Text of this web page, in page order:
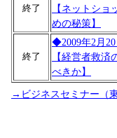
終了
【ネットシ
めの秘策】
終了
◆2009年2月
【経営者救
べきか】
→ビジネスセミナー（